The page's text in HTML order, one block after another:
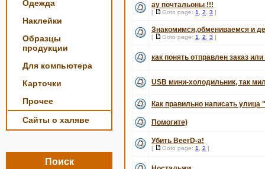
Одежда
Наклейки
Образцы
продукции
Для компьютера
Карточки
Прочее
Сайты о халяве
Поиск
ау почтальоны !!!
[ Goto page: 1 2 3 ]
Знакомимся,обмениваемся и
[ Goto page: 1 2 3 ]
как понять отправлен заказ
USB мини-холодильник, так
Как правильно написать улица
Помогите)
Убить BeerD-а!
[ Goto page: 1 2 ]